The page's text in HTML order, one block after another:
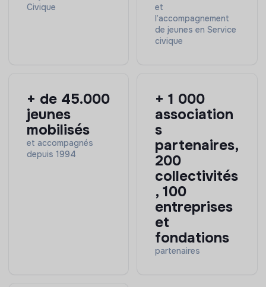
Civique
et
l’accompagnement
de jeunes en Service
civique
+ de 45.000
jeunes
mobilisés
et accompagnés
depuis 1994
+ 1 000
association
s
partenaires,
200
collectivités
, 100
entreprises
et
fondations
partenaires